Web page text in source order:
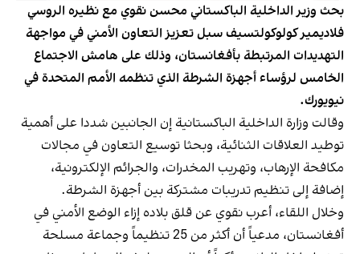
بحث وزير الداخلية الباكستاني محسن نقوي مع نظيره الروسي
فلاديمير كولوكولتسيف سبل تعزيز التعاون الأمني في مواجهة
التهديدات المرتبطة بأفغانستان، وذلك على هامش الاجتماع
الخامس لرؤساء أجهزة الشرطة الذي تنظمه الأمم المتحدة في
نيويورك.
وقالت وزارة الداخلية الباكستانية إن الجانبين شددا على أهمية
توطيد العلاقات الثنائية، وبحثا توسيع التعاون في مجالات
مكافحة الإرهاب، وتهريب المخدرات، والجرائم الإلكترونية،
إضافة إلى تنظيم تدريبات مشتركة بين أجهزة الشرطة.
وخلال اللقاء، أعرب نقوي عن قلق بلاده إزاء الوضع الأمني في
أفغانستان، مدعياً أن أكثر من 25 تنظيماً وجماعة مسلحة